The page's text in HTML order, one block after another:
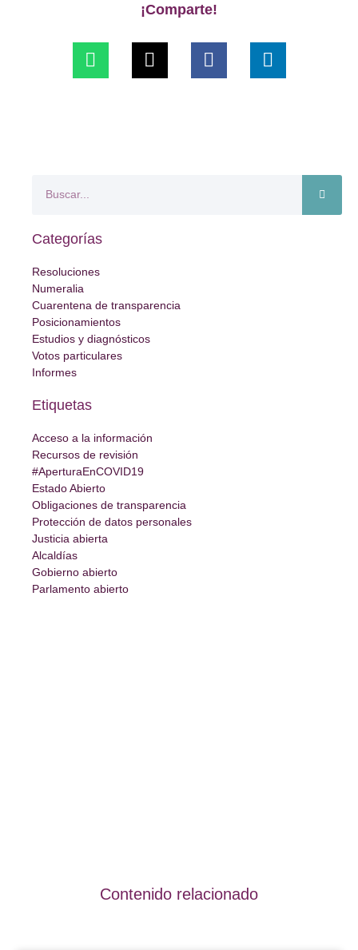
¡Comparte!
Categorías
Resoluciones
Numeralia
Cuarentena de transparencia
Posicionamientos
Estudios y diagnósticos
Votos particulares
Informes
Etiquetas
Acceso a la información
Recursos de revisión
#AperturaEnCOVID19
Estado Abierto
Obligaciones de transparencia
Protección de datos personales
Justicia abierta
Alcaldías
Gobierno abierto
Parlamento abierto
Contenido relacionado